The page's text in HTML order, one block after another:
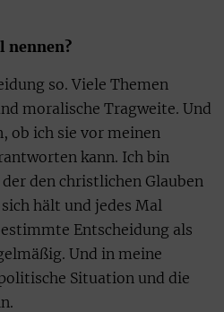
nennen?
so. Viele Themen
moralische Tragweite. Und
ob ich sie vor meinen
kann. Ich bin
den christlichen Glauben
hält und jedes Mal
Entscheidung als
Und in meine
Situation und die